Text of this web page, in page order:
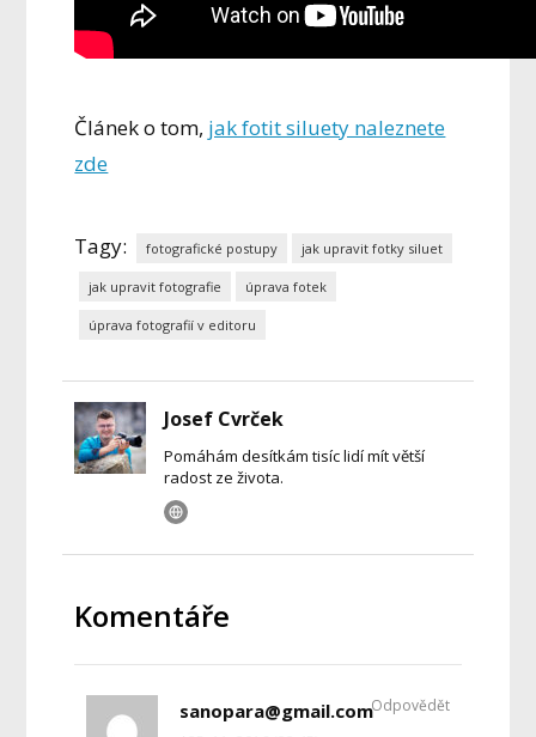
Článek o tom, jak fotit siluety naleznete
zde
Tagy: fotografické postupy jak upravit fotky siluet
jak upravit fotografie úprava fotek
úprava fotografií v editoru
Josef Cvrček
Pomáhám desítkám tisíc lidí mít větší
radost ze života.
Komentáře
sanopara@gmail.comOdpovědět